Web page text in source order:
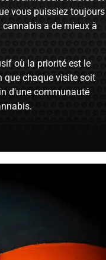
vous puissiez toujours
a de mieux à
où la priorité est le
que chaque visite soit
d'une communauté